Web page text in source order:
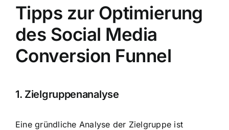
Tipps zur Optimierung
des Social Media
Conversion Funnel
1. Zielgruppenanalyse
Eine gründliche Analyse der Zielgruppe ist